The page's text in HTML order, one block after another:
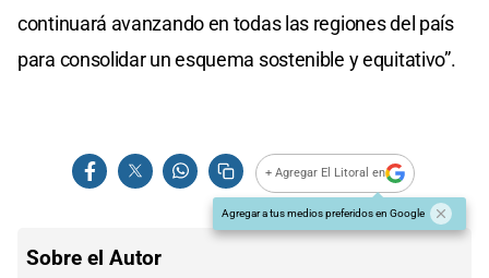
continuará avanzando en todas las regiones del país
para consolidar un esquema sostenible y equitativo”.
+ Agregar El Litoral en
Agregar a tus medios preferidos en Google
Sobre el Autor